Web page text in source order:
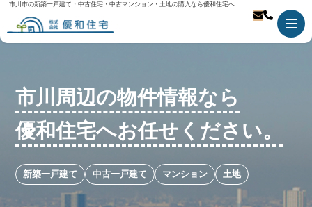
市川市の新築一戸建て・中古住宅・中古マンション・土地の購入なら優和住宅へ
市川周辺の物件情報なら
優和住宅へお任せください。
新築一戸建て 中古一戸建て マンション 土地